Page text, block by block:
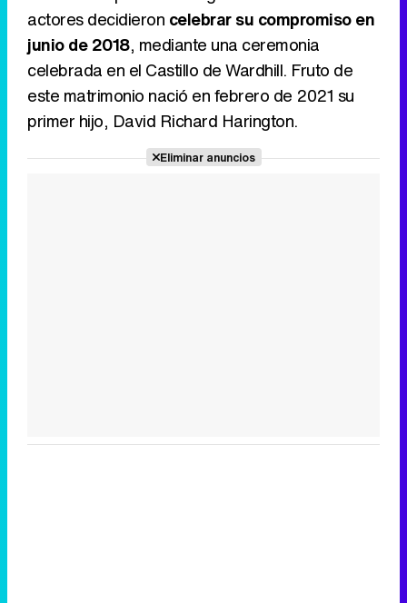
actores decidieron celebrar su compromiso en
junio de 2018, mediante una ceremonia
celebrada en el Castillo de Wardhill. Fruto de
este matrimonio nació en febrero de 2021 su
primer hijo, David Richard Harington.
Eliminar anuncios